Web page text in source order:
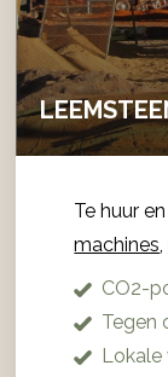
Te huur
machines,
CO2-
Tegen